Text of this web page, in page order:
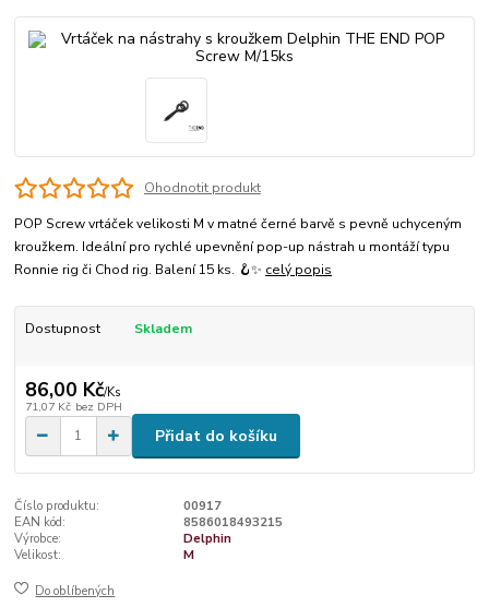
Ohodnotit produkt
POP Screw vrtáček velikosti M v matné černé barvě s pevně uchyceným
kroužkem. Ideální pro rychlé upevnění pop-up nástrah u montáží typu
Ronnie rig či Chod rig. Balení 15 ks. 🪝✨ celý popis
Dostupnost Skladem
86,00 Kč/Ks
71,07 Kč bez DPH
Přidat do košíku
Číslo produktu:
00917
EAN kód:
8586018493215
Výrobce:
Delphin
Velikost:
M
Do oblíbených